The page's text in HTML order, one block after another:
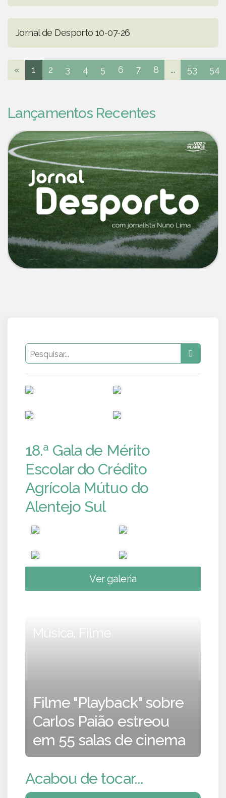
Jornal de Desporto 10-07-26
« 1 2 3 4 5 6 7 8 ... 53 54
Lançamentos Recentes
18.ª Gala de Mérito
Escolar do Crédito
Agrícola Mútuo do
Alentejo Sul
Ver galeria
Música, Filme
Filme "Playback" sobre
Carlos Paião estreou
em 55 salas de cinema
Acabou de tocar...